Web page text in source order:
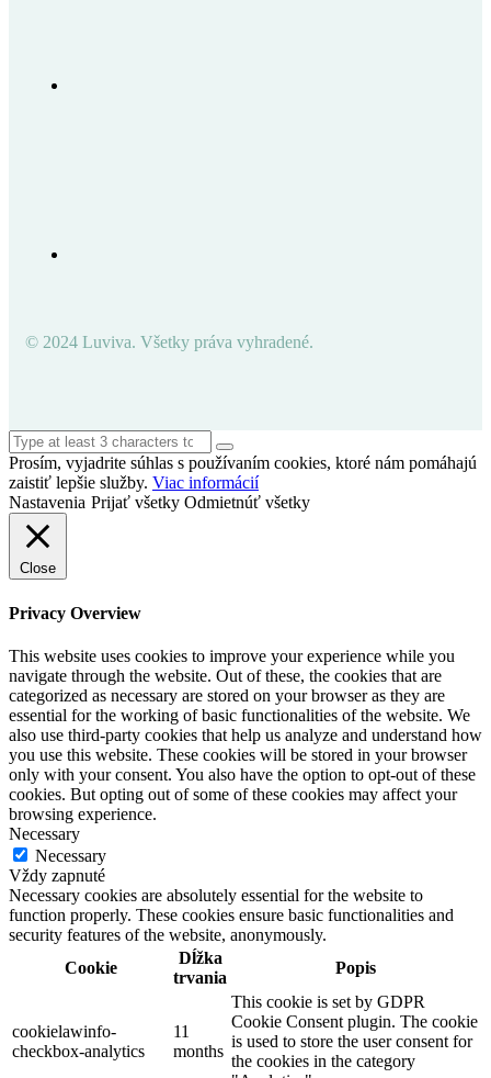
© 2024 Luviva. Všetky práva vyhradené.
Prosím, vyjadrite súhlas s používaním cookies, ktoré nám pomáhajú
zaistiť lepšie služby. Viac informácií
Nastavenia Prijať všetky Odmietnúť všetky
Close
Privacy Overview
This website uses cookies to improve your experience while you
navigate through the website. Out of these, the cookies that are
categorized as necessary are stored on your browser as they are
essential for the working of basic functionalities of the website. We
also use third-party cookies that help us analyze and understand how
you use this website. These cookies will be stored in your browser
only with your consent. You also have the option to opt-out of these
cookies. But opting out of some of these cookies may affect your
browsing experience.
Necessary
Necessary
Vždy zapnuté
Necessary cookies are absolutely essential for the website to
function properly. These cookies ensure basic functionalities and
security features of the website, anonymously.
Cookie
Dĺžka
trvania
Popis
cookielawinfo-
checkbox-analytics
11
months
This cookie is set by GDPR
Cookie Consent plugin. The cookie
is used to store the user consent for
the cookies in the category